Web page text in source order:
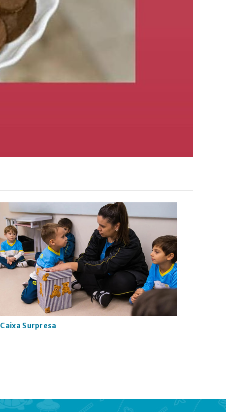
Caixa Surpresa